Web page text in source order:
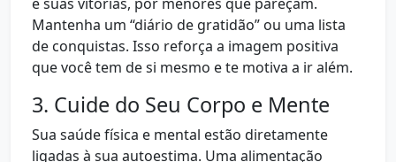
Mantenha um “diário de gratidão” ou uma lista
de conquistas. Isso reforça a imagem positiva
que você tem de si mesmo e te motiva a ir além.
3. Cuide do Seu Corpo e Mente
Sua saúde física e mental estão diretamente
ligadas à sua autoestima. Uma alimentação